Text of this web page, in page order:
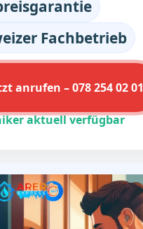
Fachbetrieb
anrufen – 078 254 02 01
aktuell verfügbar